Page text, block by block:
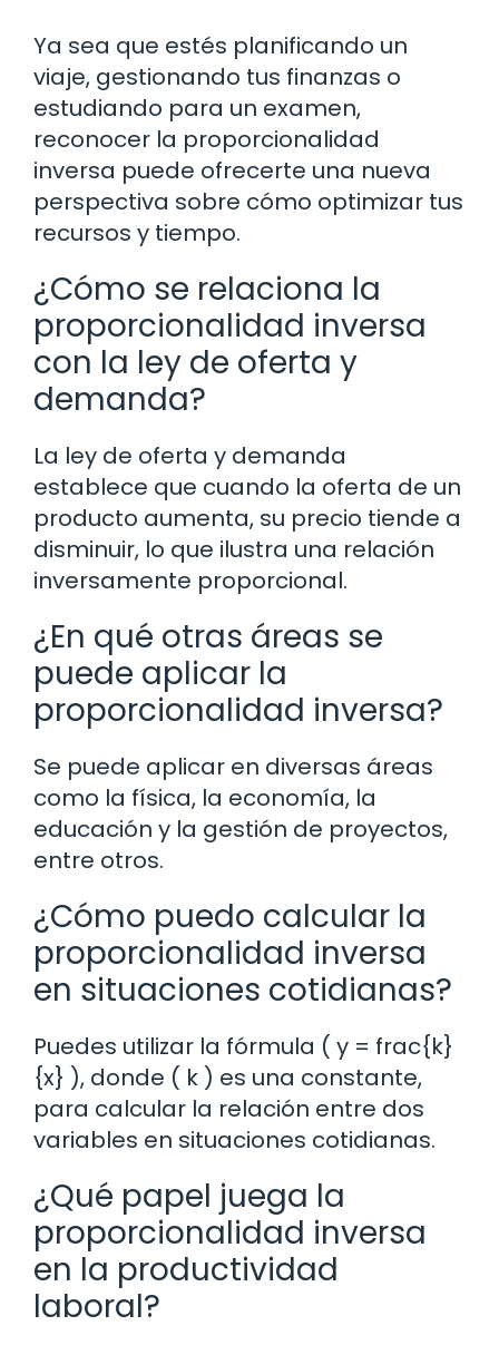
Ya sea que estés planificando un
viaje, gestionando tus finanzas o
estudiando para un examen,
reconocer la proporcionalidad
inversa puede ofrecerte una nueva
perspectiva sobre cómo optimizar tus
recursos y tiempo.
¿Cómo se relaciona la
proporcionalidad inversa
con la ley de oferta y
demanda?
La ley de oferta y demanda
establece que cuando la oferta de un
producto aumenta, su precio tiende a
disminuir, lo que ilustra una relación
inversamente proporcional.
¿En qué otras áreas se
puede aplicar la
proporcionalidad inversa?
Se puede aplicar en diversas áreas
como la física, la economía, la
educación y la gestión de proyectos,
entre otros.
¿Cómo puedo calcular la
proporcionalidad inversa
en situaciones cotidianas?
Puedes utilizar la fórmula ( y = frac{k}
{x} ), donde ( k ) es una constante,
para calcular la relación entre dos
variables en situaciones cotidianas.
¿Qué papel juega la
proporcionalidad inversa
en la productividad
laboral?